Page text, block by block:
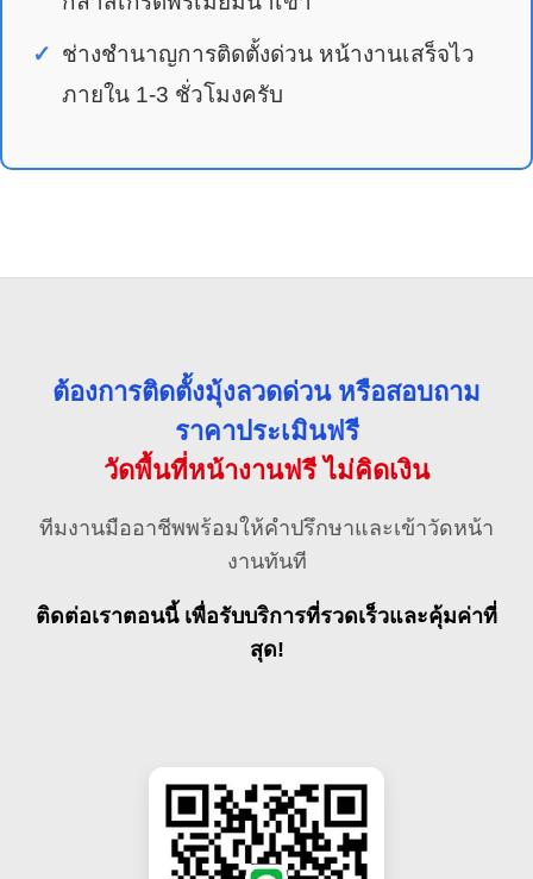
ช่างชำนาญการติดตั้งด่วน หน้างานเสร็จไว
ภายใน 1-3 ชั่วโมงครับ
ต้องการติดตั้งมุ้งลวดด่วน หรือสอบถาม
ราคาประเมินฟรี
วัดพื้นที่หน้างานฟรี ไม่คิดเงิน
ทีมงานมืออาชีพพร้อมให้คำปรึกษาและเข้าวัดหน้า
งานทันที
ติดต่อเราตอนนี้ เพื่อรับบริการที่รวดเร็วและคุ้มค่าที่
สุด!